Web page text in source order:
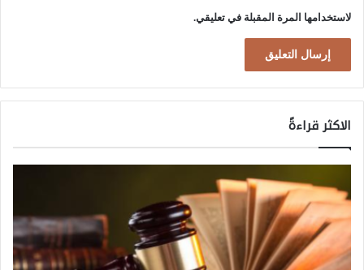
ى
ا
ب
ا
ل
م
لاستخدامها المرة المقبلة في تعليقي.
الاكثر قراءةً